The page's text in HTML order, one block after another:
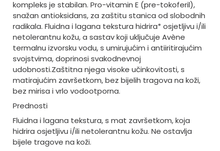
kompleks je stabilan. Pro-vitamin E (pre-tokoferil),
snažan antioksidans, za zaštitu stanica od slobodnih
radikala. Fluidna i lagana tekstura hidrira* osjetljivu i/ili
netolerantnu kožu, a sastav koji uključuje Avène
termalnu izvorsku vodu, s umirujućim i antiiritirajućim
svojstvima, doprinosi svakodnevnoj
udobnosti.Zaštitna njega visoke učinkovitosti, s
matirajućim završetkom, bez bijelih tragova na koži,
bez mirisa i vrlo vodootporna.
Prednosti
Fluidna i lagana tekstura, s mat završetkom, koja
hidrira osjetljivu i/ili netolerantnu kožu. Ne ostavlja
bijele tragove na koži.